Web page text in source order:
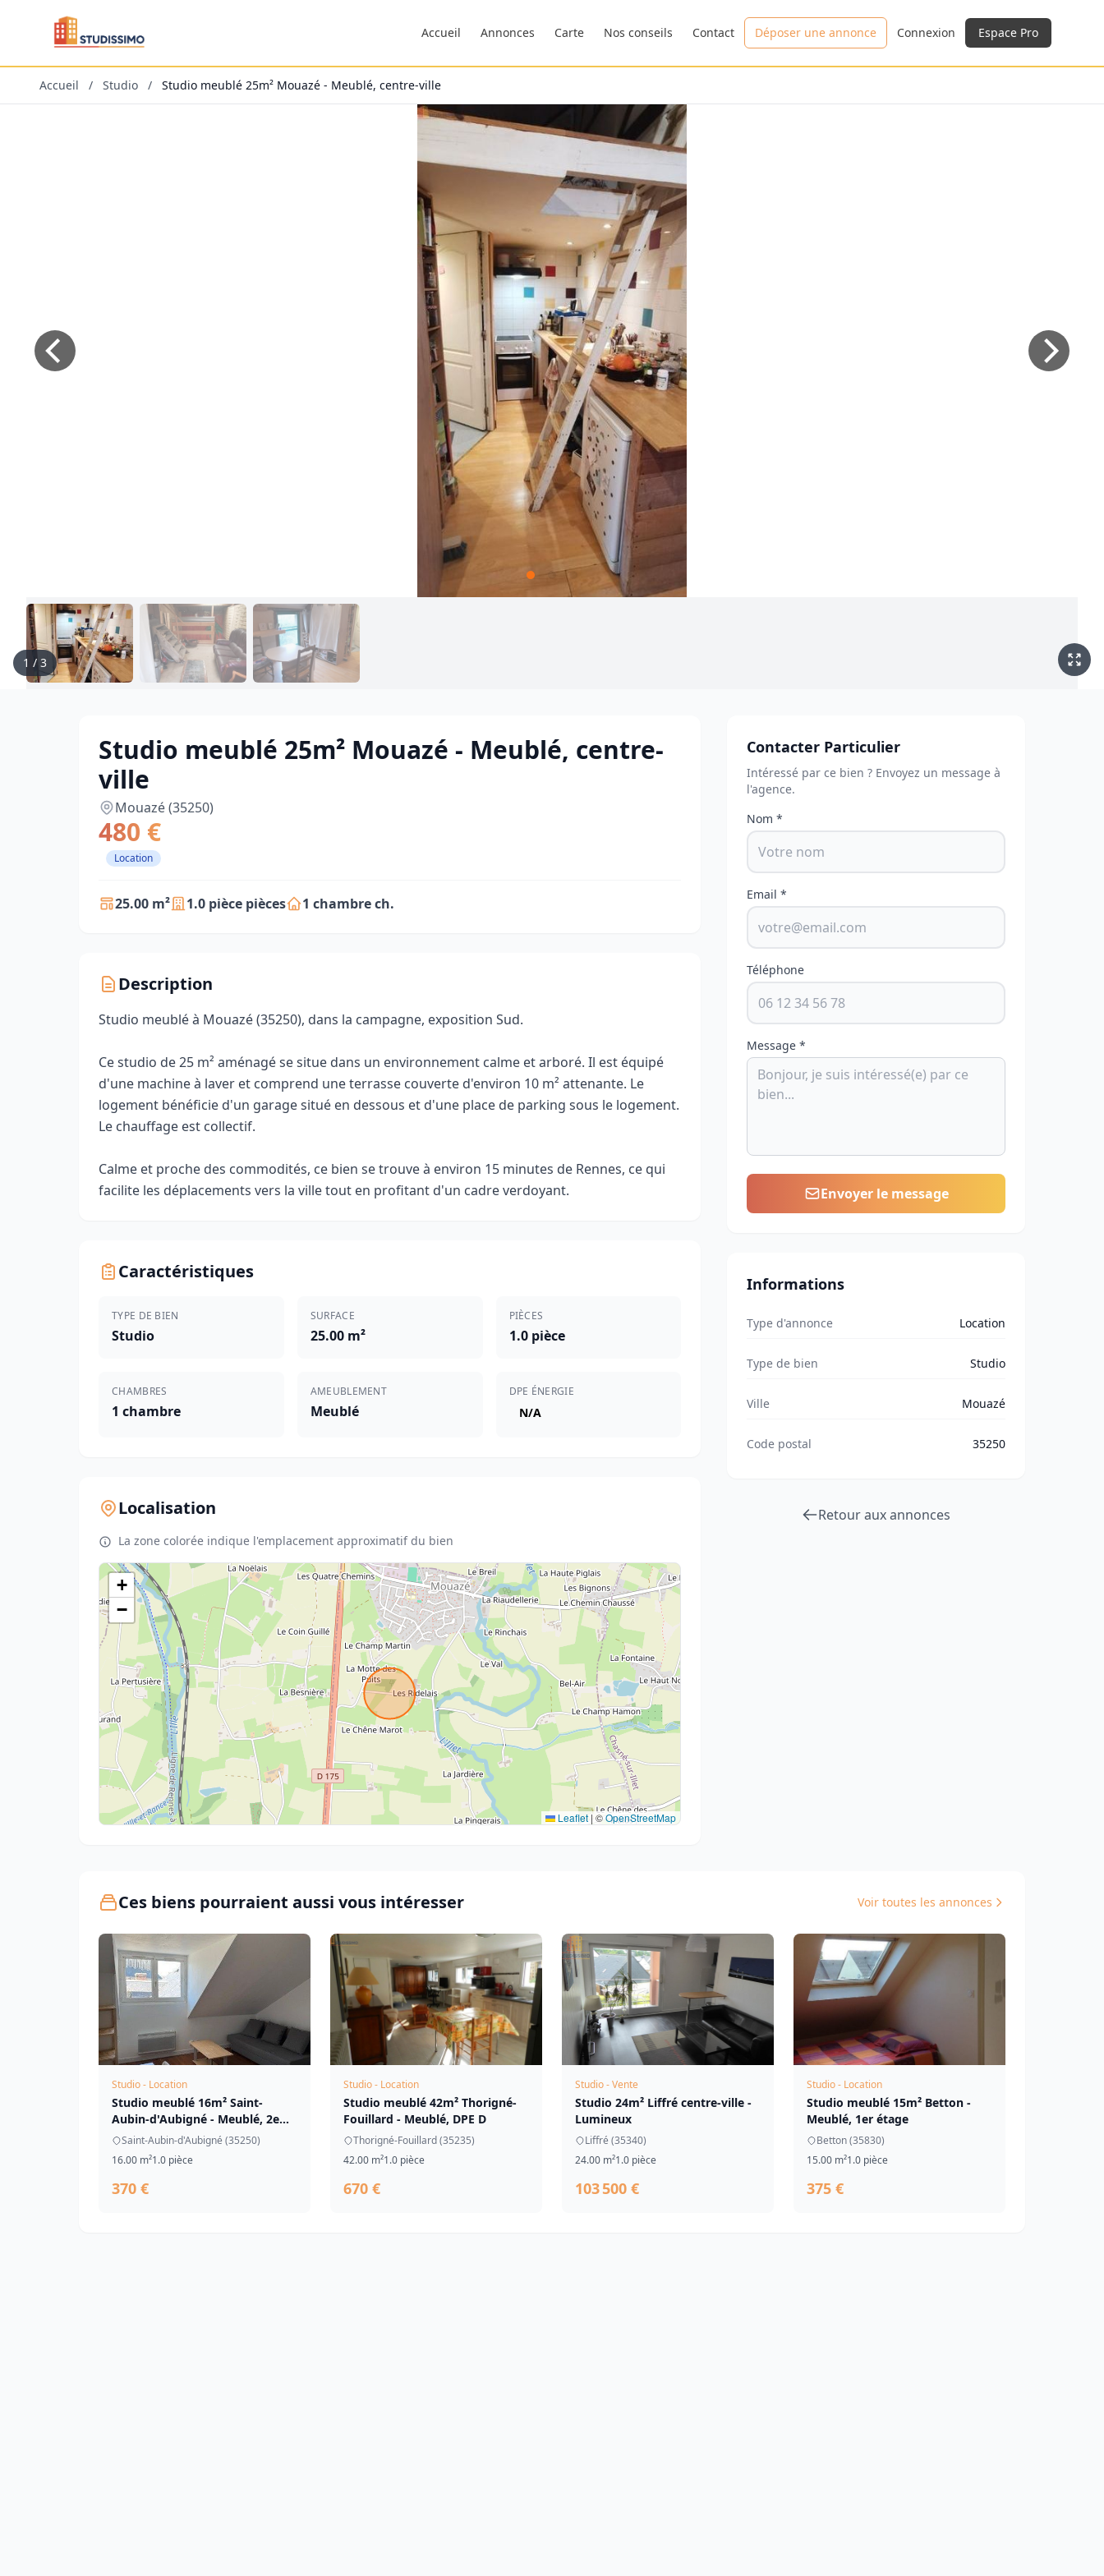
Accueil Annonces Carte Nos conseils Contact Déposer une annonce Connexion Espace Pro
Accueil / Studio / Studio meublé 25m² Mouazé - Meublé, centre-ville
1 / 3
Studio meublé 25m² Mouazé - Meublé, centre-
ville
Mouazé (35250)
480 €
Location
25.00 m² 1.0 pièce pièces 1 chambre ch.
Description
Studio meublé à Mouazé (35250), dans la campagne, exposition Sud.
Ce studio de 25 m² aménagé se situe dans un environnement calme et arboré. Il est équipé
d'une machine à laver et comprend une terrasse couverte d'environ 10 m² attenante. Le
logement bénéficie d'un garage situé en dessous et d'une place de parking sous le logement.
Le chauffage est collectif.
Calme et proche des commodités, ce bien se trouve à environ 15 minutes de Rennes, ce qui
facilite les déplacements vers la ville tout en profitant d'un cadre verdoyant.
Caractéristiques
TYPE DE BIEN
Studio
SURFACE
25.00 m²
PIÈCES
1.0 pièce
CHAMBRES
1 chambre
AMEUBLEMENT
Meublé
DPE ÉNERGIE
N/A
Localisation
La zone colorée indique l'emplacement approximatif du bien
+
−
Leaflet |©OpenStreetMap
Contacter Particulier
Intéressé par ce bien ? Envoyez un message à
l'agence.
Nom *
Email *
Téléphone
Message *
Envoyer le message
Informations
Type d'annonce Location
Type de bien Studio
Ville Mouazé
Code postal 35250
Retour aux annonces
Ces biens pourraient aussi vous intéresser Voir toutes les annonces
Studio - Location
Studio meublé 16m² Saint-
Aubin-d'Aubigné - Meublé, 2e
étage
Saint-Aubin-d'Aubigné (35250)
16.00 m²1.0 pièce
370 €
Studio - Location
Studio meublé 42m² Thorigné-
Fouillard - Meublé, DPE D
Thorigné-Fouillard (35235)
42.00 m²1.0 pièce
670 €
Studio - Vente
Studio 24m² Liffré centre-ville -
Lumineux
Liffré (35340)
24.00 m²1.0 pièce
103 500 €
Studio - Location
Studio meublé 15m² Betton -
Meublé, 1er étage
Betton (35830)
15.00 m²1.0 pièce
375 €